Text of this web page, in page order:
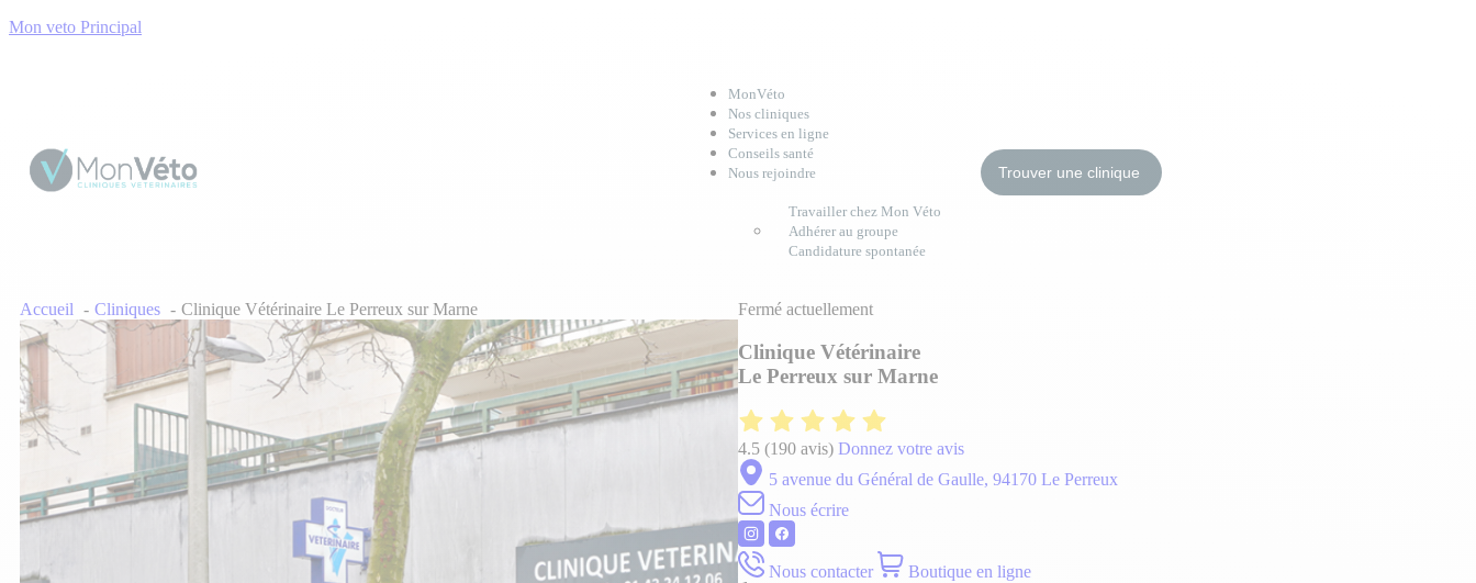
Mon veto Principal
MonVéto
Nos cliniques
Services en ligne
Conseils santé
Nous rejoindre
Travailler chez Mon Véto
Adhérer au groupe
Candidature spontanée
Trouver une clinique
Accueil Cliniques Clinique Vétérinaire Le Perreux sur Marne Fermé actuellement
Clinique Vétérinaire
Le Perreux sur Marne
4.5 (190 avis) Donnez votre avis
5 avenue du Général de Gaulle, 94170 Le Perreux
Nous écrire
Nous contacter
Boutique en ligne